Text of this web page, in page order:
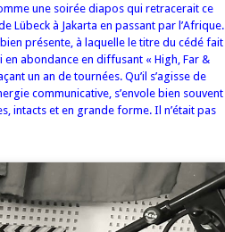
une soirée diapos qui retracerait ce
Lübeck à Jakarta en passant par l’Afrique.
présente, à laquelle le titre du cédé fait
abondance en diffusant « High, Far &
un an de tournées. Qu’il s’agisse de
communicative, s’envole bien souvent
intacts et en grande forme. Il n’était pas